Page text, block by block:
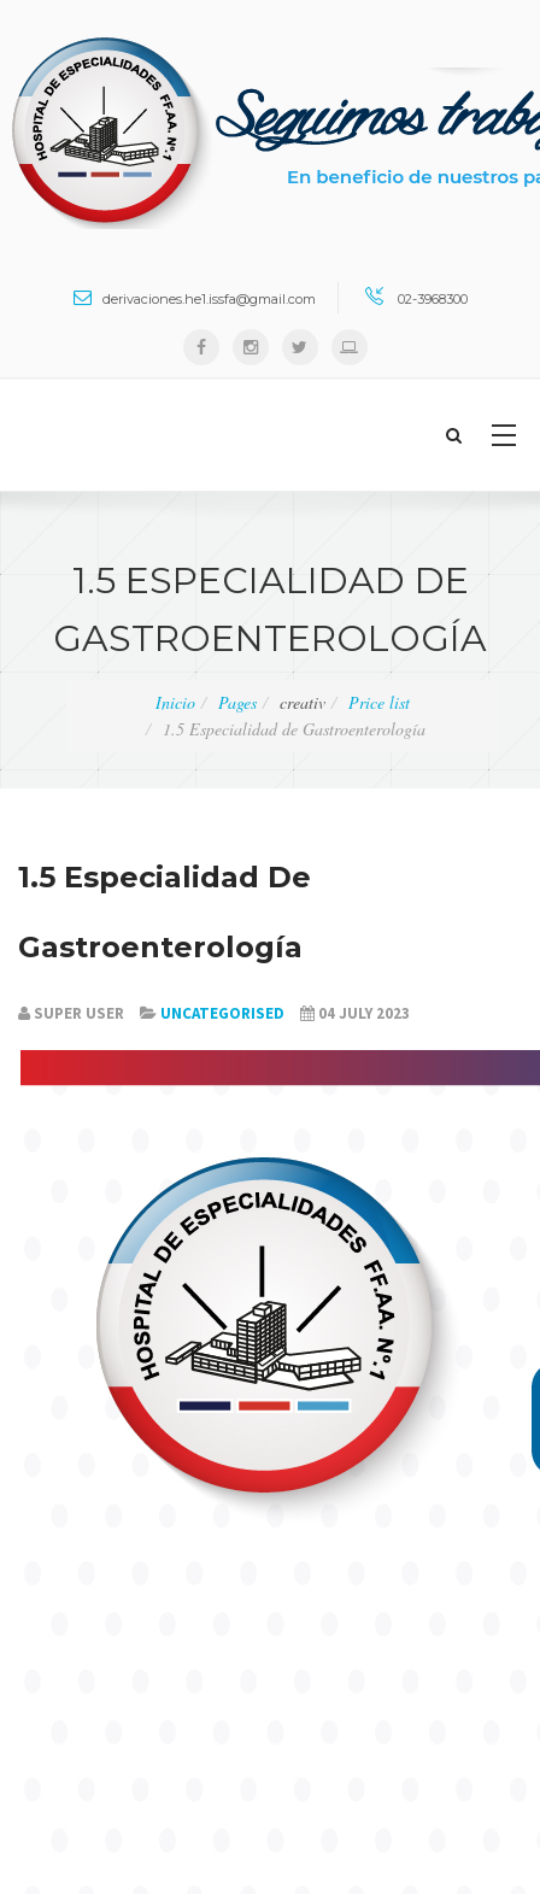
derivaciones.he1.issfa@gmail.com 02-3968300
1.5 ESPECIALIDAD DE
GASTROENTEROLOGÍA
Inicio Pages creativ
Price list
1.5 Especialidad de Gastroenterología
1.5 Especialidad De
Gastroenterología
SUPER USER UNCATEGORISED 04 JULY 2023